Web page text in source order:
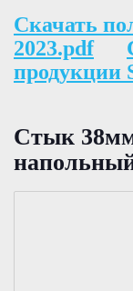
Скачать
2023.pdf
продукции
Стык